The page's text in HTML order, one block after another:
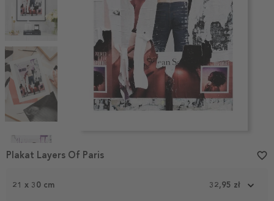
1
21 x 30 cm 32,95 zł
Plakat Layers Of Paris favorite_border